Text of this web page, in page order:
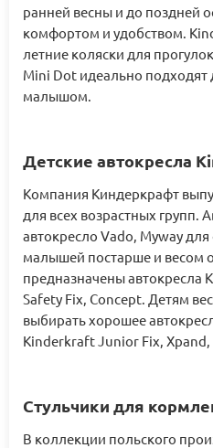
ранней весны и до поздней
комфортом и удобством.
летние коляски для
Mini Dot идеально подходят
малышом.
Детские автокресла
Компания Киндеркрафт
для всех возрастных групп.
автокресло Vado, Myway
малышей постарше и весом
предназначены автокресла
Safety Fix, Concept. Детям
выбирать хорошее
Kinderkraft Junior Fix, Xpand,
Стульчики для
В коллекции польского